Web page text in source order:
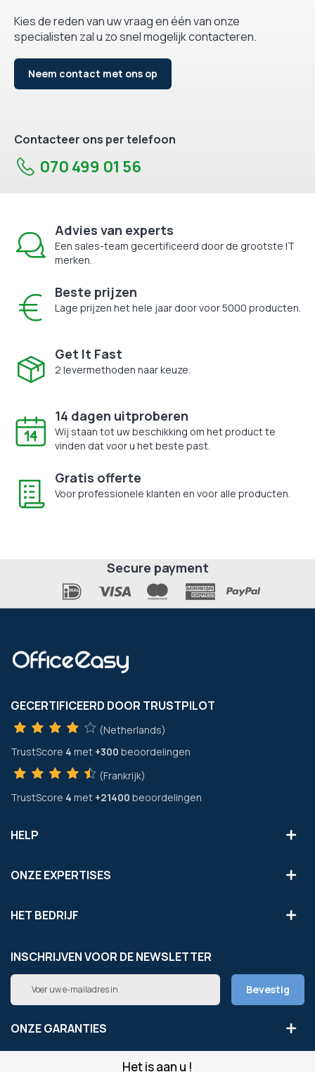
Het is aan u !
Kies de reden van uw vraag en één van onze
specialisten zal u zo snel mogelijk contacteren.
Neem contact met ons op
Contacteer ons per telefoon
070 499 01 56
Advies van experts
Een sales-team gecertificeerd door de grootste IT
merken.
Beste prijzen
Lage prijzen het hele jaar door voor 5000 producten.
Get It Fast
2 levermethoden naar keuze.
14 dagen uitproberen
Wij staan tot uw beschikking om het product te
vinden dat voor u het beste past.
Gratis offerte
Voor professionele klanten en voor alle producten.
Secure payment
GECERTIFICEERD DOOR TRUSTPILOT
(Netherlands)
TrustScore 4 met +300 beoordelingen
(Frankrijk)
TrustScore 4 met +21400 beoordelingen
HELP
ONZE EXPERTISES
HET BEDRIJF
INSCHRIJVEN VOOR DE NEWSLETTER
Abonneer
op
onze
nieuwsbrief
Bevestig
ONZE GARANTIES